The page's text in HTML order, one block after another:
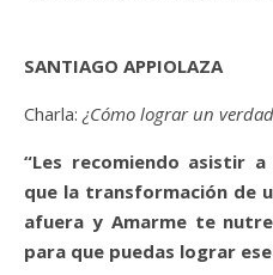
SANTIAGO APPIOLAZA
Charla: ¿Cómo lograr un
“Les recomiendo asistir
que la transformación de
afuera y Amarme te
para que puedas lograr